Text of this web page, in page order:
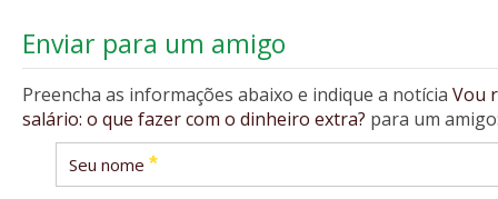
Enviar para um amigo
Preencha as informações abaixo e indique a notícia Vou
salário: o que fazer com o dinheiro extra? para um
Seu nome *